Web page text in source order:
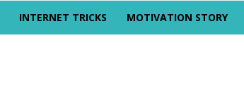
INTERNET TRICKS MOTIVATION STORY